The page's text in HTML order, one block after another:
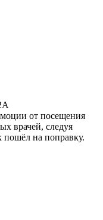
от посещения
врачей, следуя
на поправку.